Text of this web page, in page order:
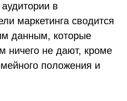
в
маркетинга сводится
данным, которые
ничего не дают, кроме
положения и